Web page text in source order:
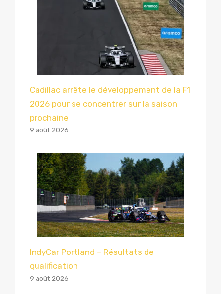
Cadillac arrête le développement de la F1
2026 pour se concentrer sur la saison
prochaine
9 août 2026
IndyCar Portland – Résultats de
qualification
9 août 2026